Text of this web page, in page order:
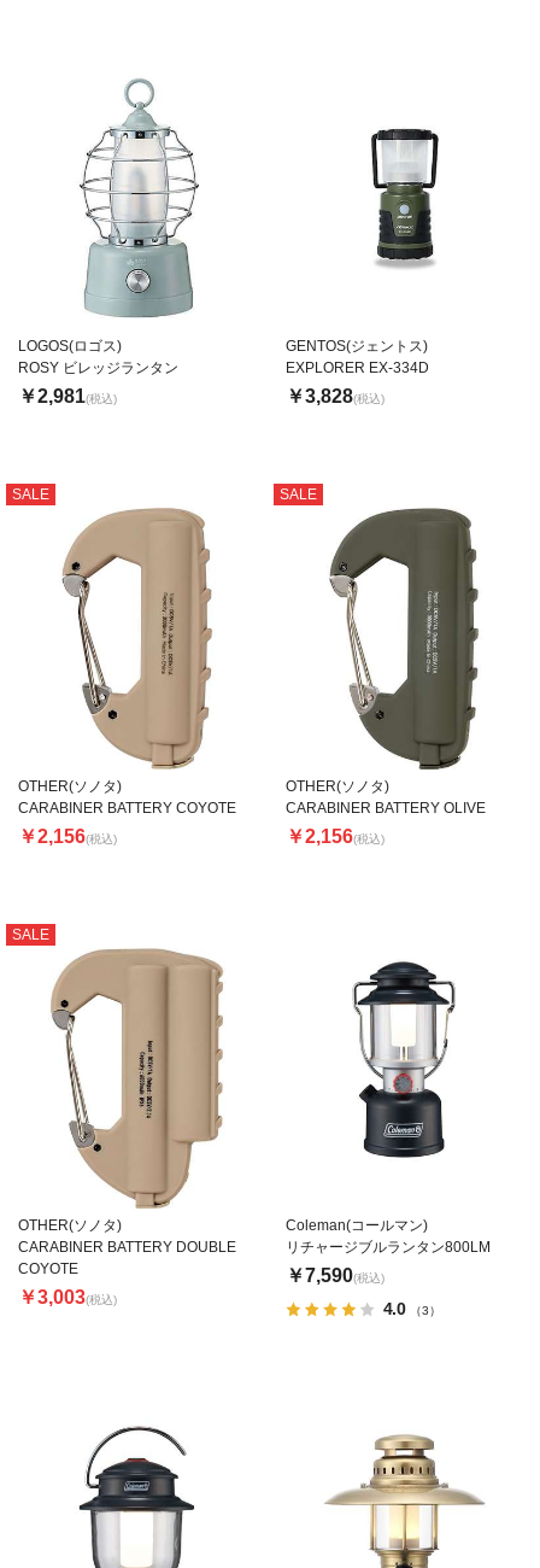
LOGOS(ロゴス)
ROSY ビレッジランタン
￥2,981(税込)
GENTOS(ジェントス)
EXPLORER EX-334D
￥3,828(税込)
SALE
OTHER(ソノタ)
CARABINER BATTERY COYOTE
￥2,156(税込)
SALE
OTHER(ソノタ)
CARABINER BATTERY OLIVE
￥2,156(税込)
SALE
OTHER(ソノタ)
CARABINER BATTERY DOUBLE
COYOTE
￥3,003(税込) 4.0 （3）
Coleman(コールマン)
リチャージブルランタン800LM
￥7,590(税込)